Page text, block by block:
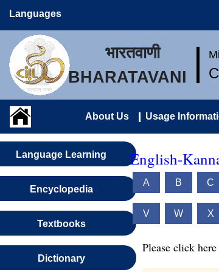
Languages
भारतवाणी
BHARATAVANI
About Us Usage
Language Learning
Encyclopedia
Textbooks
Dictionary
English-
A B C
V W X
Please click